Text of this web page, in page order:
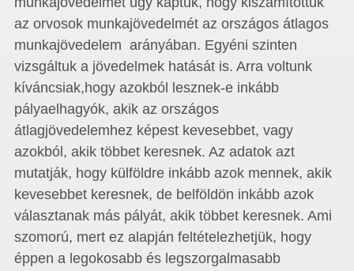
az orvosok munkajövedelmét az országos átlagos
munkajövedelem arányában. Egyéni szinten
vizsgáltuk a jövedelmek hatását is. Arra voltunk
kíváncsiak,hogy azokból lesznek-e inkább
pályaelhagyók, akik az országos
átlagjövedelemhez képest kevesebbet, vagy
azokból, akik többet keresnek. Az adatok azt
mutatják, hogy külföldre inkább azok mennek, akik
kevesebbet keresnek, de belföldön inkább azok
választanak más pályát, akik többet keresnek. Ami
szomorú, mert ez alapján feltételezhetjük, hogy
éppen a legokosabb és legszorgalmasabb